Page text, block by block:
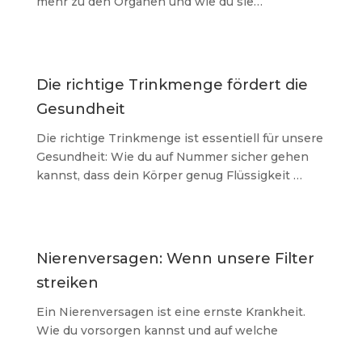
Die richtige Trinkmenge fördert die
Gesundheit
Die richtige Trinkmenge ist essentiell für unsere
Gesundheit: Wie du auf Nummer sicher gehen
kannst, dass dein Körper genug Flüssigkeit …
Nierenversagen: Wenn unsere Filter
streiken
Ein Nierenversagen ist eine ernste Krankheit.
Wie du vorsorgen kannst und auf welche